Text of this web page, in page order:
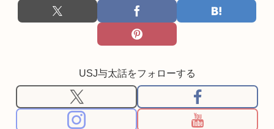
USJ与太話をフォローする